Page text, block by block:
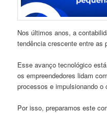
Nos últimos anos, a
tendência crescente entre as
Esse avanço tecnológico
os empreendedores lidam
processos e impulsionando
Por isso, preparamos este